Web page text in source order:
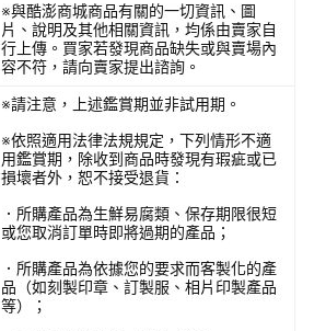
※與酷澎商城商品有關的一切資訊、圖
片、說明及其他相關資訊，均係由賣家自
行上傳。買家若發現商品缺失或與賣場內
容不符，請向賣家提出諮詢。
※請注意，上述鑑賞期並非試用期。
※依照適用法律法規規定，下列情形不適
用鑑賞期，除收到商品時發現有瑕疵或已
損壞者外，恕不接受退貨：
．所購產品為生鮮易腐類、保存期限很短
或您取消訂單時即將過期的產品；
．所購產品為依據您的要求而客製化的產
品（如刻製印章、訂製服、相片印製產品
等）；